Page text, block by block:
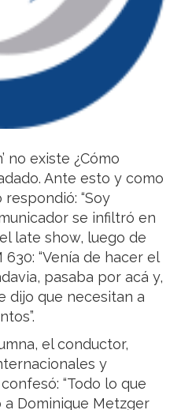
no existe ¿Cómo
Ante esto y como
“Soy
se infiltró en
late show, luego de
630: “Venía de hacer el
pasaba por acá y,
dijo que necesitan a
el conductor,
y
“Todo lo que
Dominique Metzger